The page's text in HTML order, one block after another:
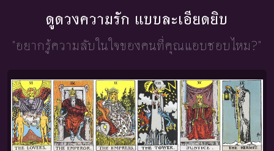
ดูดวงความรัก แบบละเอียดยิบ
"อยากรู้ความลับในใจของคนที่คุณแอบชอบไหม?"